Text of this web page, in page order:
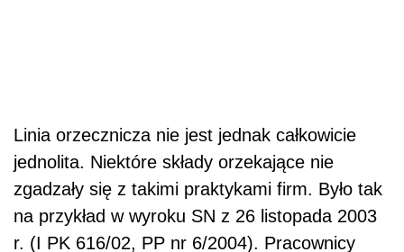
Linia orzecznicza nie jest jednak całkowicie
jednolita. Niektóre składy orzekające nie
zgadzały się z takimi praktykami firm. Było tak
na przykład w wyroku SN z 26 listopada 2003
r. (I PK 616/02, PP nr 6/2004). Pracownicy